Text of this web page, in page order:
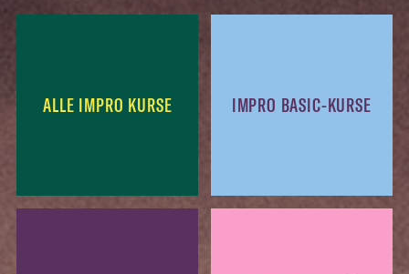
ALLE IMPRO KURSE IMPRO BASIC-KURSE